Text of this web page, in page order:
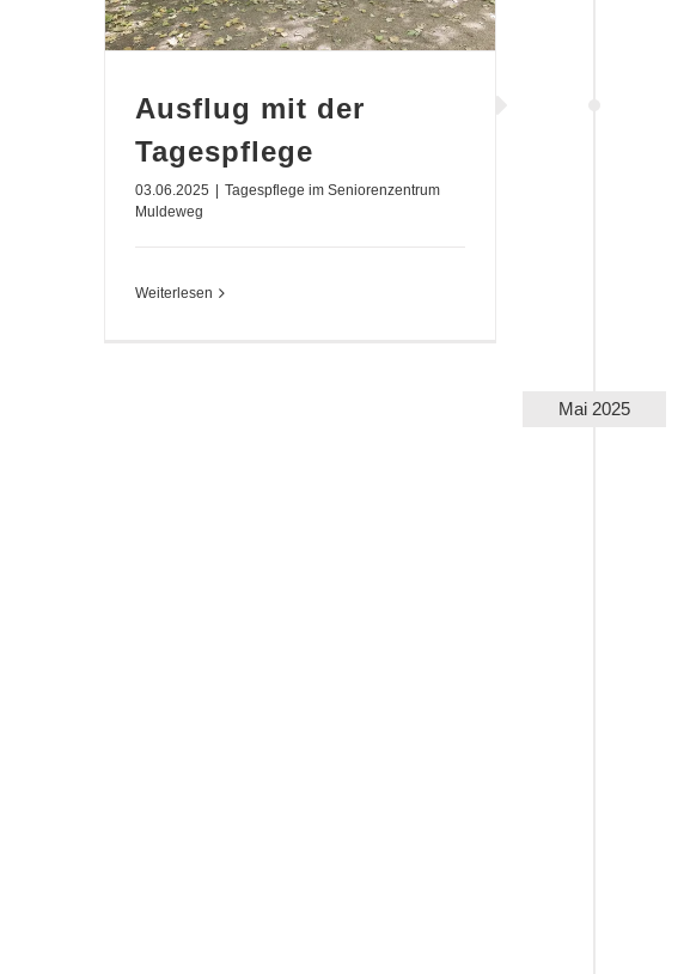
Ausflug mit der
Tagespflege
03.06.2025 | Tagespflege im Seniorenzentrum
Muldeweg
Weiterlesen
Mai 2025